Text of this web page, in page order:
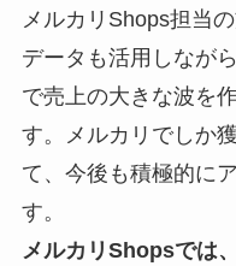
メルカリShops担当
データも活用しなが
で売上の大きな波を
す。メルカリでしか
て、今後も積極的に
す。
メルカリShopsでは